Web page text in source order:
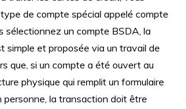
de compte spécial appelé compte
sélectionnez un compte BSDA, la
simple et proposée via un travail de
que, si un compte a été ouvert au
physique qui remplit un formulaire
personne, la transaction doit être